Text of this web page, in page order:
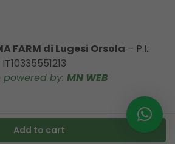
Add to cart
FARM di Lugesi Orsola – P.I.:
IT10335551213
powered by: MN WEB